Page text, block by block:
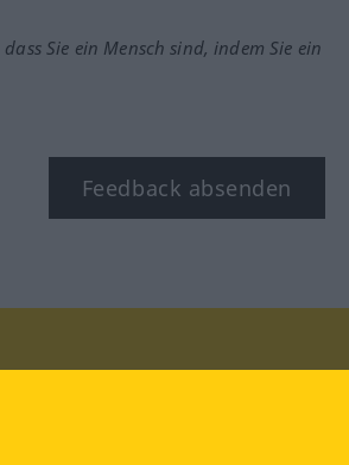
Sie ein Mensch sind, indem Sie ein
Feedback absenden